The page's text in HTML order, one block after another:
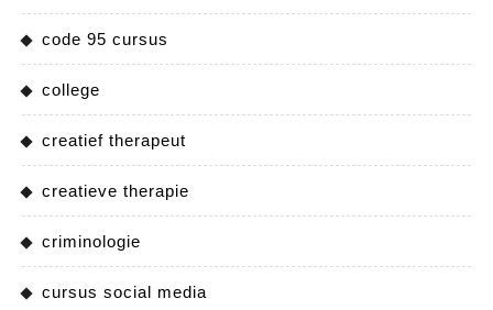
code 95 cursus
college
creatief therapeut
creatieve therapie
criminologie
cursus social media